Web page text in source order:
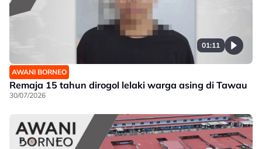
01:11
AWANI BORNEO
Remaja 15 tahun dirogol lelaki warga asing di Tawau
30/07/2026